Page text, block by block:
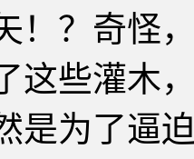
！？奇怪
这些灌木
是为了逼